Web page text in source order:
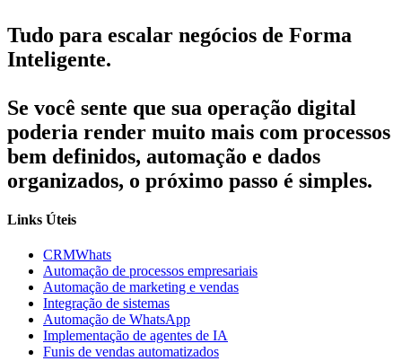
Tudo para escalar negócios de Forma
Inteligente.
Se você sente que sua operação digital
poderia render muito mais com processos
bem definidos, automação e dados
organizados, o próximo passo é simples.
Links Úteis
CRMWhats
Automação de processos empresariais
Automação de marketing e vendas
Integração de sistemas
Automação de WhatsApp
Implementação de agentes de IA
Funis de vendas automatizados